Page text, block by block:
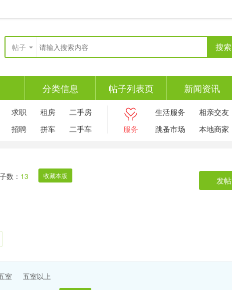
帖子 搜索
分类信息 帖子列表页 新闻资讯
求职 租房
二手房
招聘
拼车 二手车 服务
生活服务
相亲交友
跳蚤市场
本地商家
数： 13 收藏本版 发帖
室
五室以上